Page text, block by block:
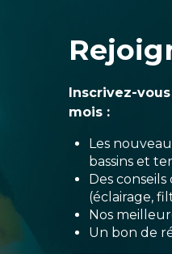
Inscrivez-
mois :
Les
bassins et
Des
(éclairage,
Nos
Un bon de